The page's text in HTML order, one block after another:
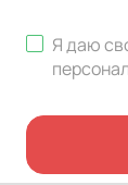
Я даю